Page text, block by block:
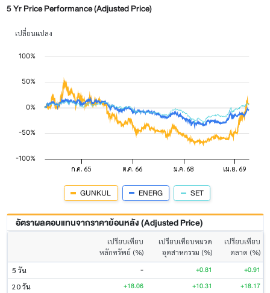
5 Yr Price Performance (Adjusted Price)
เปลี่ยนแปลง
GUNKUL ENERG SET
อัตราผลตอบแทนจากราคาย้อนหลัง (Adjusted Price)
เปรียบเทียบ
หลักทรัพย์ (%)
เปรียบเทียบหมวด
อุตสาหกรรม (%)
เปรียบเทียบ
ตลาด (%)
5 วัน
- +0.81 +0.91
20 วัน +18.06 +10.31 +18.17